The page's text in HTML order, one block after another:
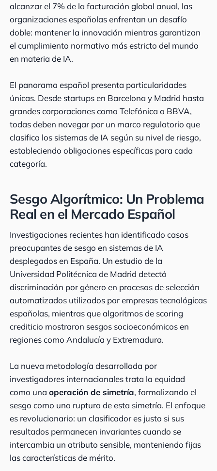
alcanzar el 7% de la facturación global anual, las
organizaciones españolas enfrentan un desafío
doble: mantener la innovación mientras garantizan
el cumplimiento normativo más estricto del mundo
en materia de IA.
El panorama español presenta particularidades
únicas. Desde startups en Barcelona y Madrid hasta
grandes corporaciones como Telefónica o BBVA,
todas deben navegar por un marco regulatorio que
clasifica los sistemas de IA según su nivel de riesgo,
estableciendo obligaciones específicas para cada
categoría.
Sesgo Algorítmico: Un Problema
Real en el Mercado Español
Investigaciones recientes han identificado casos
preocupantes de sesgo en sistemas de IA
desplegados en España. Un estudio de la
Universidad Politécnica de Madrid detectó
discriminación por género en procesos de selección
automatizados utilizados por empresas tecnológicas
españolas, mientras que algoritmos de scoring
crediticio mostraron sesgos socioeconómicos en
regiones como Andalucía y Extremadura.
La nueva metodología desarrollada por
investigadores internacionales trata la equidad
como una operación de simetría, formalizando el
sesgo como una ruptura de esta simetría. El enfoque
es revolucionario: un clasificador es justo si sus
resultados permanecen invariantes cuando se
intercambia un atributo sensible, manteniendo fijas
las características de mérito.